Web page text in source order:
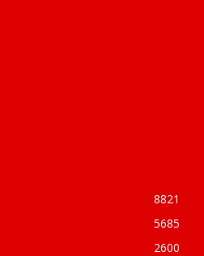
8821
5685
2600